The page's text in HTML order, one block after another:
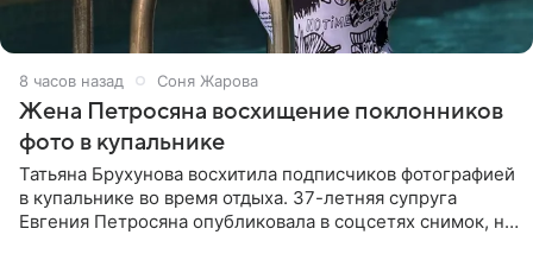
8 часов назад Соня Жарова
Жена Петросяна восхищение поклонников
фото в купальнике
Татьяна Брухунова восхитила подписчиков фотографией
в купальнике во время отдыха. 37-летняя супруга
Евгения Петросяна опубликовала в соцсетях снимок, на